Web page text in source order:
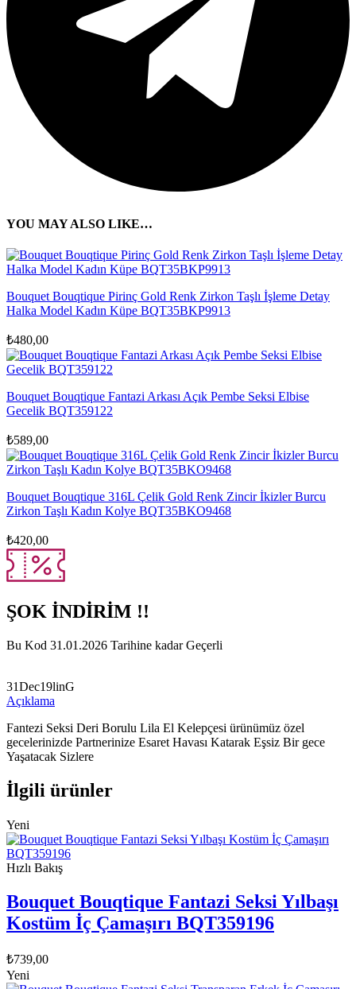
YOU MAY ALSO LIKE…
Bouquet Bouqtique Pirinç Gold Renk Zirkon Taşlı İşleme Detay
Halka Model Kadın Küpe BQT35BKP9913
₺480,00
Bouquet Bouqtique Fantazi Arkası Açık Pembe Seksi Elbise
Gecelik BQT359122
₺589,00
Bouquet Bouqtique 316L Çelik Gold Renk Zincir İkizler Burcu
Zirkon Taşlı Kadın Kolye BQT35BKO9468
₺420,00
ŞOK İNDİRİM !!
Bu Kod 31.01.2026 Tarihine kadar Geçerli
31Dec19linG
Açıklama
Fantezi Seksi Deri Borulu Lila El Kelepçesi ürünümüz özel
gecelerinizde Partnerinize Esaret Havası Katarak Eşsiz Bir gece
Yaşatacak Sizlere
İlgili ürünler
Yeni
Hızlı Bakış
Bouquet Bouqtique Fantazi Seksi Yılbaşı
Kostüm İç Çamaşırı BQT359196
₺739,00
Yeni